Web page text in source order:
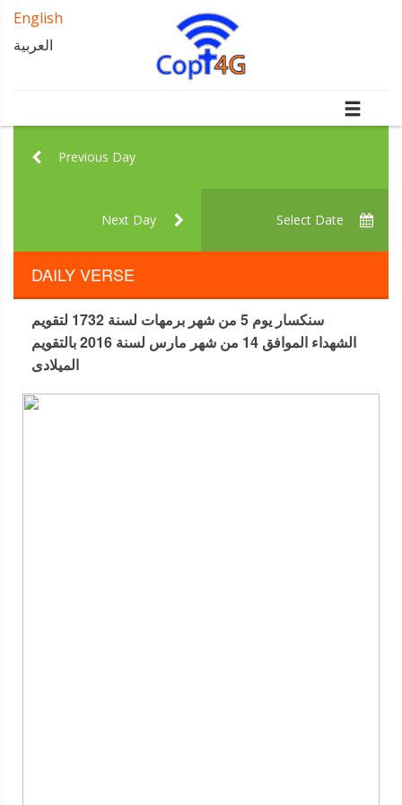
English
العربية
Previous Day
Next Day Select Date
DAILY VERSE
سنكسار يوم 5 من شهر برمهات لسنة 1732 لتقويم
الشهداء الموافق 14 من شهر مارس لسنة 2016 بالتقويم
الميلادى